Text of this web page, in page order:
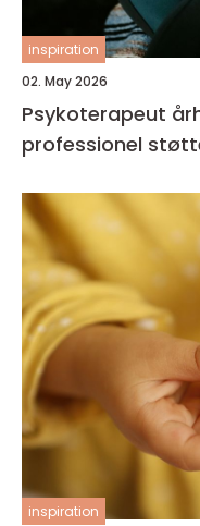
inspiration
02. May 2026
Psykoterapeut århus når livet
professionel
inspiration